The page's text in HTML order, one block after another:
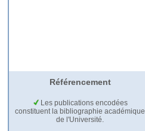
Référencement
Les publications encodées
constituent la bibliographie académique
de l'Université.